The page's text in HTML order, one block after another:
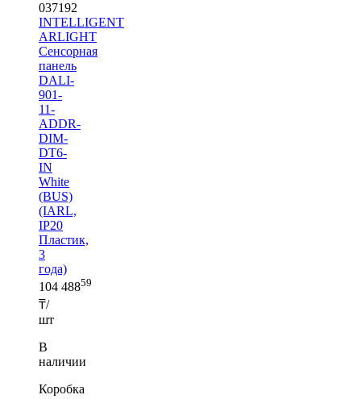
037192
INTELLIGENT
ARLIGHT
Сенсорная
панель
DALI-
901-
11-
ADDR-
DIM-
DT6-
IN
White
(BUS)
(IARL,
IP20
Пластик,
3
года)
104 48859
₸/
шт
В
наличии
Коробка